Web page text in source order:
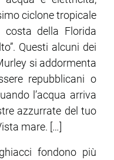
ciclone tropicale
della Florida
Questi alcuni dei
si addormenta
repubblicani o
l’acqua arriva
azzurrate del tuo
mare. […]
fondono più